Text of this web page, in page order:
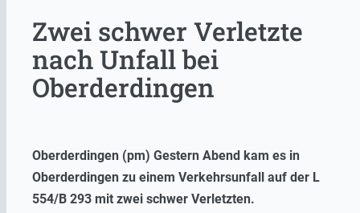
Zwei schwer Verletzte
nach Unfall bei
Oberderdingen
Oberderdingen (pm) Gestern Abend kam es in
Oberderdingen zu einem Verkehrsunfall auf der L
554/B 293 mit zwei schwer Verletzten.